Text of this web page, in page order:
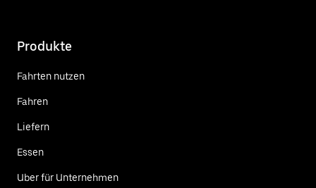
Produkte
Fahrten nutzen
Fahren
Liefern
Essen
Uber für Unternehmen